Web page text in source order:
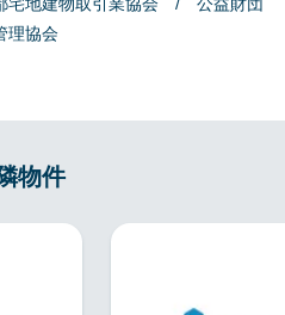
宅地建物取引業協会 / 公益財団
理協会
物件